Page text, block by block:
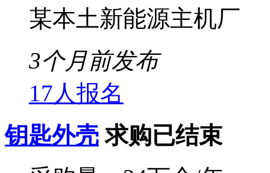
某本土新能源主机厂
3个月前发布
17人报名
钥匙外壳 求购已结束